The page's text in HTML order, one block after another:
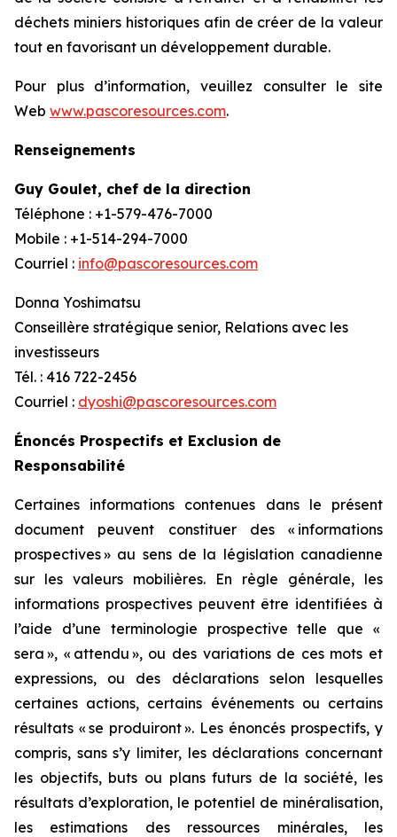
déchets miniers historiques afin de créer de la valeur
tout en favorisant un développement durable.
Pour plus d’information, veuillez consulter le site
Web www.pascoresources.com.
Renseignements
Guy Goulet, chef de la direction
Téléphone : +1-579-476-7000
Mobile : +1-514-294-7000
Courriel : info@pascoresources.com
Donna Yoshimatsu
Conseillère stratégique senior, Relations avec les
investisseurs
Tél. : 416 722-2456
Courriel : dyoshi@pascoresources.com
Énoncés Prospectifs et Exclusion de
Responsabilité
Certaines informations contenues dans le présent
document peuvent constituer des « informations
prospectives» au sens de la législation canadienne
sur les valeurs mobilières. En règle générale, les
informations prospectives peuvent être identifiées à
l’aide d’une terminologie prospective telle que «
sera », « attendu », ou des variations de ces mots et
expressions, ou des déclarations selon lesquelles
certaines actions, certains événements ou certains
résultats « se produiront». Les énoncés prospectifs, y
compris, sans s’y limiter, les déclarations concernant
les objectifs, buts ou plans futurs de la société, les
résultats d’exploration, le potentiel de minéralisation,
les estimations des ressources minérales, les